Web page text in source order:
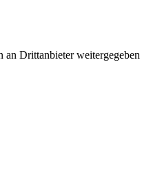
an Drittanbieter weitergegeben